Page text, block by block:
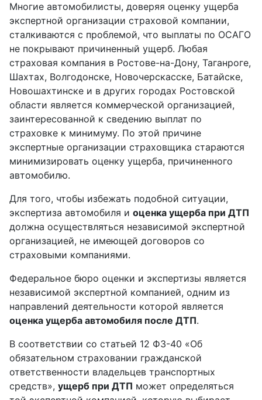
Многие автомобилисты, доверяя оценку ущерба
экспертной организации страховой компании,
сталкиваются с проблемой, что выплаты по ОСАГО
не покрывают причиненный ущерб. Любая
страховая компания в Ростове-на-Дону, Таганроге,
Шахтах, Волгодонске, Новочерскасске, Батайске,
Новошахтинске и в других городах Ростовской
области является коммерческой организацией,
заинтересованной к сведению выплат по
страховке к минимуму. По этой причине
экспертные организации страховщика стараются
минимизировать оценку ущерба, причиненного
автомобилю.
Для того, чтобы избежать подобной ситуации,
экспертиза автомобиля и оценка ущерба при ДТП
должна осуществляться независимой экспертной
организацией, не имеющей договоров со
страховыми компаниями.
Федеральное бюро оценки и экспертизы является
независимой экспертной компанией, одним из
направлений деятельности которой является
оценка ущерба автомобиля после ДТП.
В соответствии со статьей 12 ФЗ-40 «Об
обязательном страховании гражданской
ответственности владельцев транспортных
средств», ущерб при ДТП может определяться